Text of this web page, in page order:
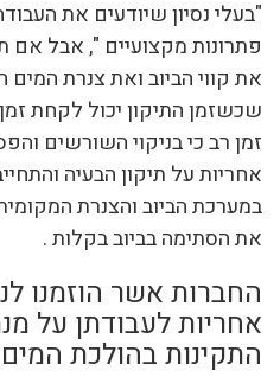
"בעלי נסיון שיודעים את
פתרונות מקצועיים ", אבל
את קווי הביוב ואת צנרת
שכשזמן התיקון יכול לקחת
זמן רב כי בניקוי השורשים
אחריות על תיקון הבעיה
במערכת הביוב והצנרת
את הסתימה בביוב בקלות .
החברות אשר הוזמנו
אחריות לעבודתן על
התקינות בהולכת